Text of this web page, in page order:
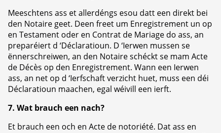
Meeschtens ass et allerdéngs esou datt een direkt bei
den Notaire geet. Deen freet um Enregistrement un op
en Testament oder en Contrat de Mariage do ass, an
preparéiert d ‘Déclaratioun. D ‘Ierwen mussen se
ënnerschreiwen, an den Notaire schéckt se mam Acte
de Décès op den Enregistrement. Wann een Ierwen
ass, an net op d ‘Ierfschaft verzicht huet, muss een déi
Déclaratioun maachen, egal wéivill een ierft.
7. Wat brauch een nach?
Et brauch een och en Acte de notoriété. Dat ass en